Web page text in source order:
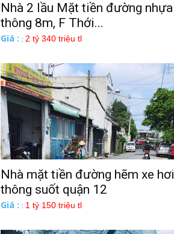
Nhà 2 lầu Mặt tiền đường nhựa
thông 8m, F Thới...
Giá : : 2 tỷ 340 triệu tl
Nhà mặt tiền đường hẽm xe hơi
thông suốt quận 12
Giá : : 1 tỷ 150 triệu tl